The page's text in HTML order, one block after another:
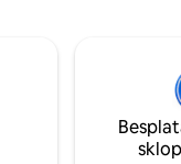
razvlačenje za 2
lijepa terasa s velikim
suncobranom i